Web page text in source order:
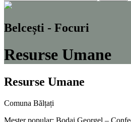
Belcești - Focuri
Resurse Umane
Resurse Umane
Comuna Bălțați
Meșter popular: Bodai Georgel –